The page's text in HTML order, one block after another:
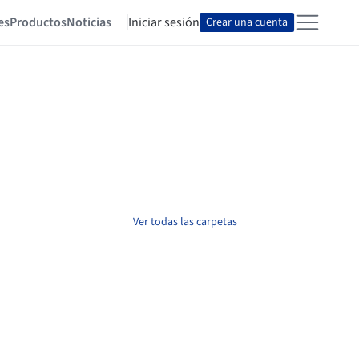
ProductosNoticias Iniciar sesión Crear una cuenta
Ver todas las carpetas